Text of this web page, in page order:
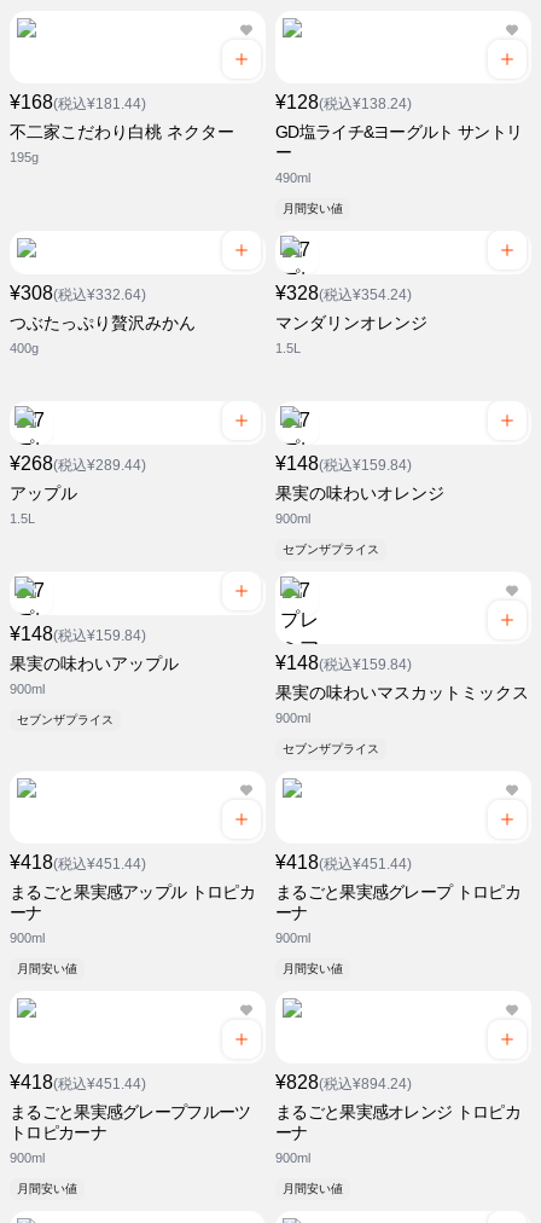
¥168(税込¥181.44)
不二家こだわり白桃 ネクター
195g
¥128(税込¥138.24)
GD塩ライチ&ヨーグルト サントリ
ー
490ml
月間安い値
¥308(税込¥332.64)
つぶたっぷり贅沢みかん
400g
¥328(税込¥354.24)
マンダリンオレンジ
1.5L
¥268(税込¥289.44)
アップル
1.5L
¥148(税込¥159.84)
果実の味わいオレンジ
900ml
セブンザプライス
¥148(税込¥159.84)
果実の味わいアップル
900ml
セブンザプライス
¥148(税込¥159.84)
果実の味わいマスカットミックス
900ml
セブンザプライス
¥418(税込¥451.44)
まるごと果実感アップル トロピカ
ーナ
900ml
月間安い値
¥418(税込¥451.44)
まるごと果実感グレープ トロピカ
ーナ
900ml
月間安い値
¥418(税込¥451.44)
まるごと果実感グレープフルーツ
トロピカーナ
900ml
月間安い値
¥828(税込¥894.24)
まるごと果実感オレンジ トロピカ
ーナ
900ml
月間安い値